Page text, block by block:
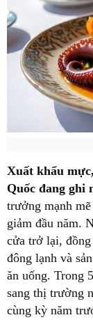
Xuất khẩu
Quốc đang ghi
trưởng mạnh
giảm đầu năm.
cửa trở lại,
đông lạnh và
ăn uống. Trong
sang thị trường
cùng kỳ năm